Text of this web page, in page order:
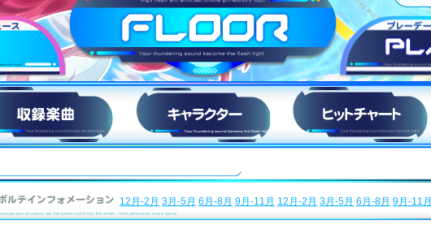
FLOOR
収録楽曲 キャラ紹介 ヒットチャート
12月-2月 3月-5月 6月-8月 9月-11月 12月-2月 3月-5月 6月-8月 9月-11月